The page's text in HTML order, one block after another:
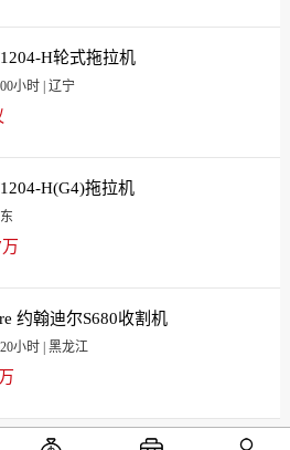
H轮式拖拉机
小时 | 辽宁
H(G4)拖拉机
约翰迪尔S680收割机
小时 | 黑龙江